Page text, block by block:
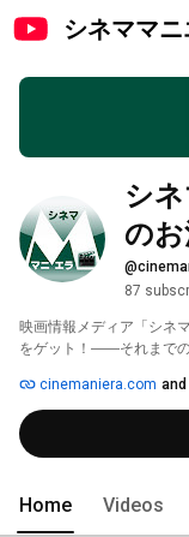
シネママ
ンルへの
シ
の
新ジ
かけ
87
映画情報メディア「シネ
をゲット！――それまで
https://
cinemaniera.com
Home Videos